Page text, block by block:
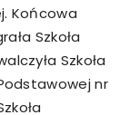
Końcowa
Szkoła
Szkoła
nr